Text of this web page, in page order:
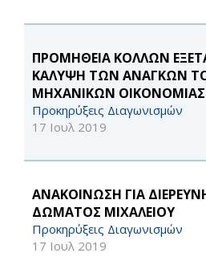
ΠΡΟΜΗΘΕΙΑ ΚΟΛΛΩΝ
ΚΑΛΥΨΗ ΤΩΝ ΑΝΑΓΚΩΝ
ΜΗΧΑΝΙΚΩΝ ΟΙΚΟΝΟΜΙΑΣ
Προκηρύξεις Διαγωνισμών
17 Ιουλ 2019
ΑΝΑΚΟΙΝΩΣΗ ΓΙΑ
ΔΩΜΑΤΟΣ ΜΙΧΑΛΕΙΟΥ
Προκηρύξεις Διαγωνισμών
17 Ιουλ 2019